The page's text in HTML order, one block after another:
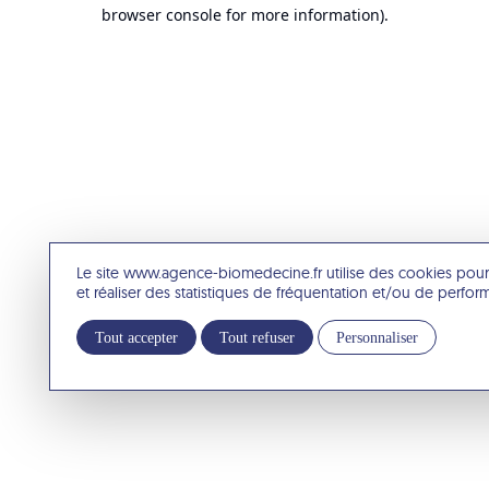
Le site www.agence-biomedecine.fr utilise des cookies
et réaliser des statistiques de fréquentation et/ou de
Tout accepter Tout refuser Personnaliser
browser console for more information).